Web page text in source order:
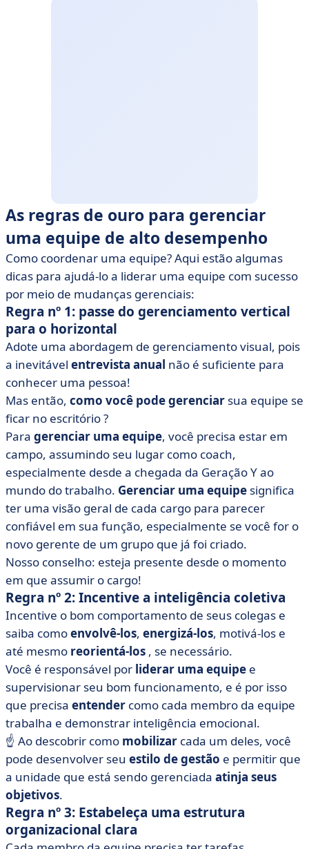
As regras de ouro para gerenciar
uma equipe de alto desempenho
Como coordenar uma equipe? Aqui estão algumas
dicas para ajudá-lo a liderar uma equipe com sucesso
por meio de mudanças gerenciais:
Regra nº 1: passe do gerenciamento vertical
para o horizontal
Adote uma abordagem de gerenciamento visual, pois
a inevitável entrevista anual não é suficiente para
conhecer uma pessoa!
Mas então, como você pode gerenciar sua equipe se
ficar no escritório?
Para gerenciar uma equipe, você precisa estar em
campo, assumindo seu lugar como coach,
especialmente desde a chegada da Geração Y ao
mundo do trabalho. Gerenciar uma equipe significa
ter uma visão geral de cada cargo para parecer
confiável em sua função, especialmente se você for o
novo gerente de um grupo que já foi criado.
Nosso conselho: esteja presente desde o momento
em que assumir o cargo!
Regra nº 2: Incentive a inteligência coletiva
Incentive o bom comportamento de seus colegas e
saiba comoenvolvê-los, energizá-los, motivá-los e
até mesmo reorientá-los , se necessário.
Você é responsável por liderar uma equipe e
supervisionar seu bom funcionamento, e é por isso
que precisa entender como cada membro da equipe
trabalha e demonstrar inteligência emocional.
☝️ Ao descobrir como mobilizar cada um deles, você
pode desenvolver seu estilo de gestão e permitir que
a unidade que está sendo gerenciada atinja seus
objetivos.
Regra nº 3: Estabeleça uma estrutura
organizacional clara